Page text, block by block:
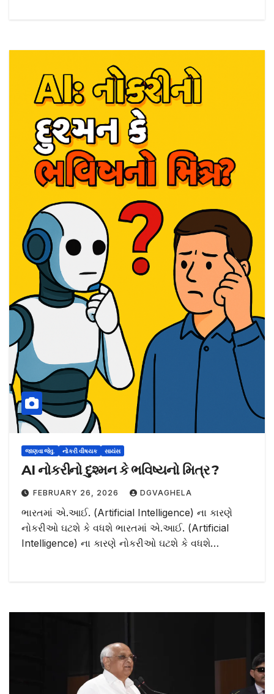
જાણવા જેવુ. નોકરી વીષયક સાયંસ
AI નોકરીનો દુશ્મન કે ભવિષ્યનો મિત્ર ?
FEBRUARY 26, 2026 DGVAGHELA
ભારતમાં એ.આઈ. (Artificial Intelligence) ના કારણે
નોકરીઓ ઘટશે કે વધશે ભારતમાં એ.આઈ. (Artificial
Intelligence) ના કારણે નોકરીઓ ઘટશે કે વધશે…